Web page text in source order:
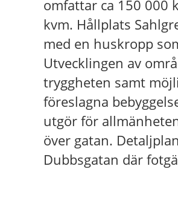
omfattar ca 150 000
kvm. Hållplats
med en huskropp
Utvecklingen av
tryggheten samt
föreslagna
utgör för
över gatan.
Dubbsgatan där